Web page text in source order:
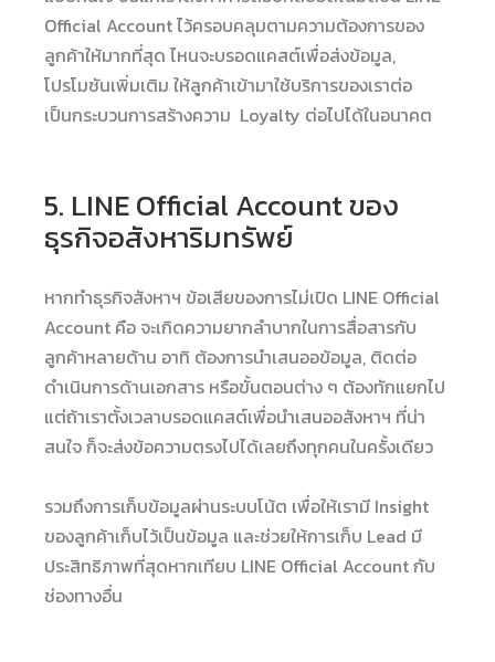
Official Account ไว้ครอบคลุมตามความต้องการของ
ลูกค้าให้มากที่สุด ไหนจะบรอดแคสต์เพื่อส่งข้อมูล,
โปรโมชันเพิ่มเติม ให้ลูกค้าเข้ามาใช้บริการของเราต่อ
เป็นกระบวนการสร้างความ Loyalty ต่อไปได้ในอนาคต
5. LINE Official Account ของ
ธุรกิจอสังหาริมทรัพย์
หากทำธุรกิจสังหาฯ ข้อเสียของการไม่เปิด LINE Official
Account คือ จะเกิดความยากลำบากในการสื่อสารกับ
ลูกค้าหลายด้าน อาทิ ต้องการนำเสนออข้อมูล, ติดต่อ
ดำเนินการด้านเอกสาร หรือขั้นตอนต่าง ๆ ต้องทักแยกไป
แต่ถ้าเราตั้งเวลาบรอดแคสต์เพื่อนำเสนออสังหาฯ ที่น่า
สนใจ ก็จะส่งข้อความตรงไปได้เลยถึงทุกคนในครั้งเดียว
รวมถึงการเก็บข้อมูลผ่านระบบโน้ต เพื่อให้เรามี Insight
ของลูกค้าเก็บไว้เป็นข้อมูล และช่วยให้การเก็บ Lead มี
ประสิทธิภาพที่สุดหากเทียบ LINE Official Account กับ
ช่องทางอื่น